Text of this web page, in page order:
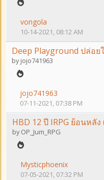
vongola
10-14-2021, 08:12 AM
Deep Playground ปล่อย
byjojo741963
jojo741963
07-11-2021, 07:38 PM
HBD 12 ปี IRPG ย้อนหลัง
byOP_Jum_RPG
Mysticphoenix
07-05-2021, 07:32 PM